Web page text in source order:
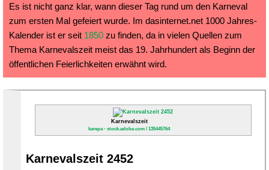
Es ist nicht ganz klar, wann dieser Tag rund um den Karneval
zum ersten Mal gefeiert wurde. Im dasinternet.net 1000 Jahres-
Kalender ist er seit 1850 zu finden, da in vielen Quellen zum
Thema Karnevalszeit meist das 19. Jahrhundert als Beginn der
öffentlichen Feierlichkeiten erwähnt wird.
Karnevalszeit
karepa - stock.adobe.com / 135445764
Karnevalszeit 2452